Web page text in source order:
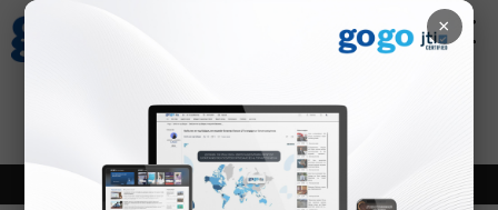
×
Зурхай
8.10
Онцлох Шинэ